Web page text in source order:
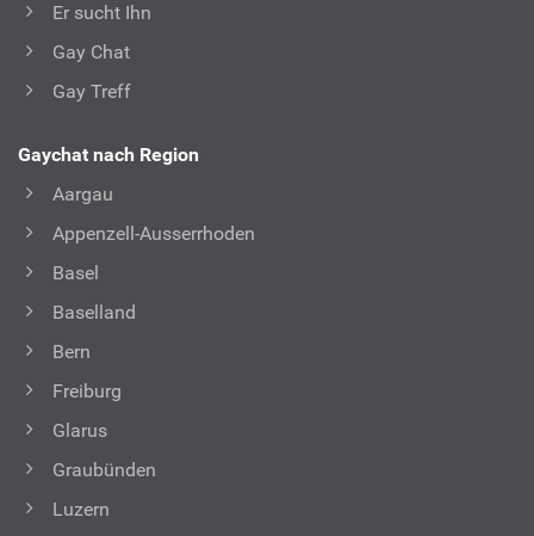
Er sucht Ihn
Gay Chat
Gay Treff
Gaychat nach Region
Aargau
Appenzell-Ausserrhoden
Basel
Baselland
Bern
Freiburg
Glarus
Graubünden
Luzern